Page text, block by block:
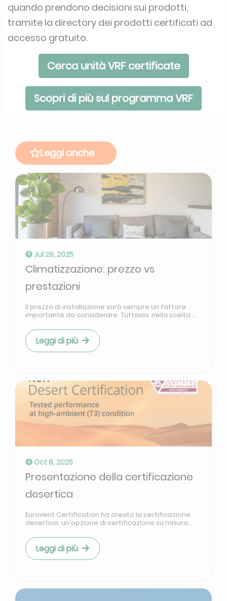
quando prendono decisioni sui prodotti,
tramite la directory dei prodotti certificati ad
accesso gratuito.
Cerca unità VRF certificate
Scopri di più sul programma VRF
Leggi anche
Jul 29, 2025
Climatizzazione: prezzo vs
prestazioni
Il prezzo di installazione sarà sempre un fattore
importante da considerare. Tuttavia, nella scelta ...
Leggi di più
Oct 8, 2025
Presentazione della certificazione
desertica
Eurovent Certification ha creato la certificazione
desertica, un'opzione di certificazione su misura...
Leggi di più